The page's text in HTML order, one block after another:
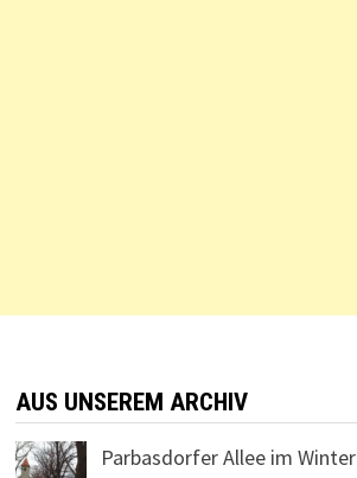
AUS UNSEREM ARCHIV
Parbasdorfer Allee im Winter